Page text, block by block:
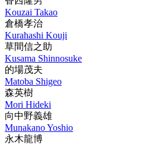
Kouzai Takao
倉橋孝治
Kurahashi Kouji
草間信之助
Kusama Shinnosuke
的場茂夫
Matoba Shigeo
森英樹
Mori Hideki
向中野義雄
Munakano Yoshio
永木龍博